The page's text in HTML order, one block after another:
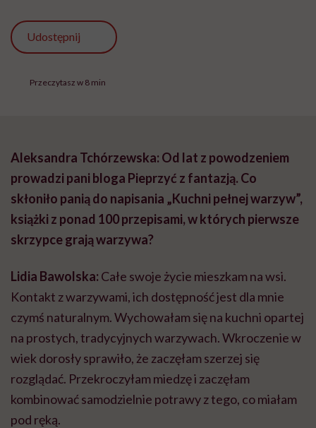
Udostępnij
Przeczytasz w 8 min
Aleksandra Tchórzewska: Od lat z powodzeniem
prowadzi pani bloga Pieprzyć z fantazją. Co
skłoniło panią do napisania „Kuchni pełnej warzyw”,
książki z ponad 100 przepisami, w których pierwsze
skrzypce grają warzywa?
Lidia Bawolska: Całe swoje życie mieszkam na wsi.
Kontakt z warzywami, ich dostępność jest dla mnie
czymś naturalnym. Wychowałam się na kuchni opartej
na prostych, tradycyjnych warzywach. Wkroczenie w
wiek dorosły sprawiło, że zaczęłam szerzej się
rozglądać. Przekroczyłam miedzę i zaczęłam
kombinować samodzielnie potrawy z tego, co miałam
pod ręką.